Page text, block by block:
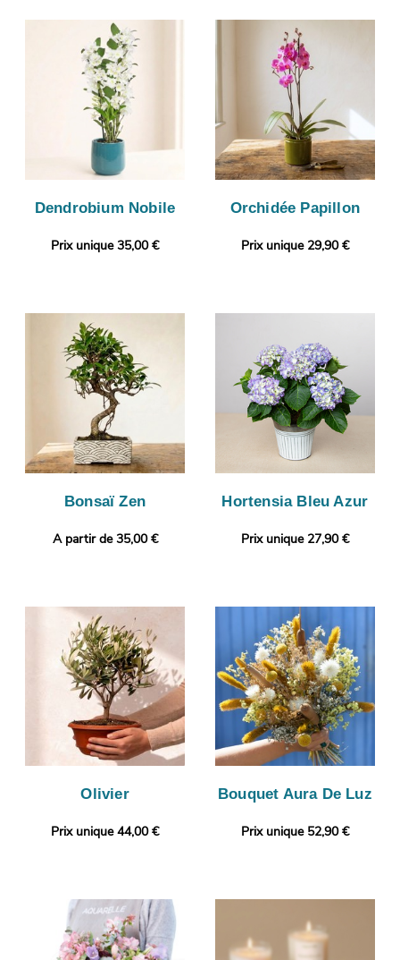
Dendrobium Nobile
Prix unique 35,00 €
Orchidée Papillon
Prix unique 29,90 €
Bonsaï Zen
A partir de 35,00 €
Hortensia Bleu Azur
Prix unique 27,90 €
Olivier
Prix unique 44,00 €
Bouquet Aura De Luz
Prix unique 52,90 €